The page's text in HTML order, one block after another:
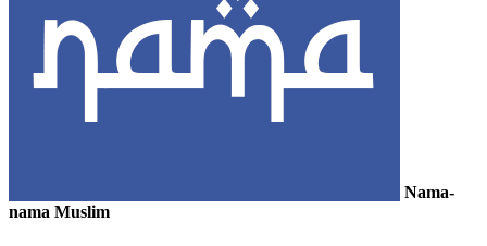
Nama-
nama Muslim